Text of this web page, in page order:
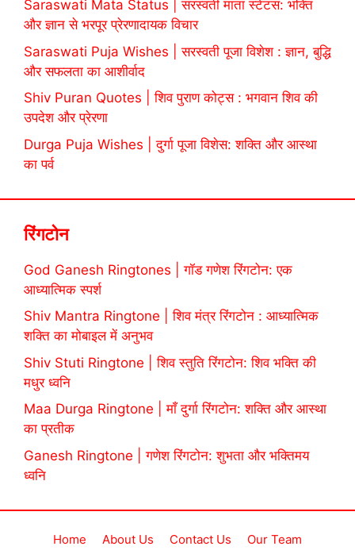
Saraswati Mata Status | सरस्वती माता स्टेटस: भक्ति
और ज्ञान से भरपूर प्रेरणादायक विचार
Saraswati Puja Wishes | सरस्वती पूजा विशेश : ज्ञान, बुद्धि
और सफलता का आशीर्वाद
Shiv Puran Quotes | शिव पुराण कोट्स : भगवान शिव की
उपदेश और प्रेरणा
Durga Puja Wishes | दुर्गा पूजा विशेस: शक्ति और आस्था
का पर्व
रिंगटोन
God Ganesh Ringtones | गॉड गणेश रिंगटोन: एक
आध्यात्मिक स्पर्श
Shiv Mantra Ringtone | शिव मंत्र रिंगटोन : आध्यात्मिक
शक्ति का मोबाइल में अनुभव
Shiv Stuti Ringtone | शिव स्तुति रिंगटोन: शिव भक्ति की
मधुर ध्वनि
Maa Durga Ringtone | माँ दुर्गा रिंगटोन: शक्ति और आस्था
का प्रतीक
Ganesh Ringtone | गणेश रिंगटोन: शुभता और भक्तिमय
ध्वनि
Home About Us Contact Us Our Team